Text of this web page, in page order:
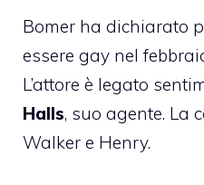
Bomer ha dichiarato
essere gay nel
L’attore è legato
Halls, suo agente. La
Walker e Henry.